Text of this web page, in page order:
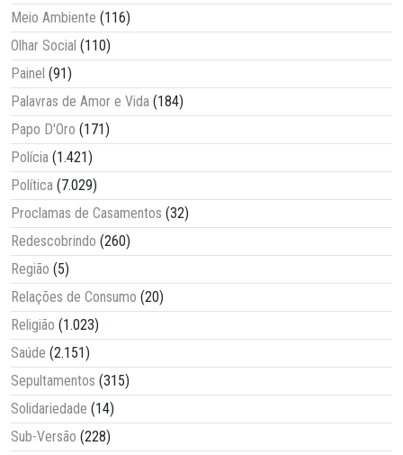
Meio Ambiente (116)
Olhar Social (110)
Painel (91)
Palavras de Amor e Vida (184)
Papo D'Oro (171)
Polícia (1.421)
Política (7.029)
Proclamas de Casamentos (32)
Redescobrindo (260)
Região (5)
Relações de Consumo (20)
Religião (1.023)
Saúde (2.151)
Sepultamentos (315)
Solidariedade (14)
Sub-Versão (228)